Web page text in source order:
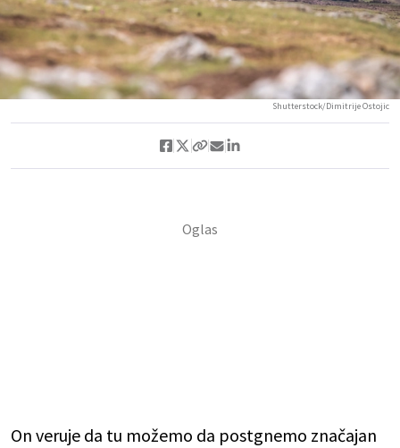
Shutterstock/Dimitrije Ostojic
On veruje da tu možemo da postgnemo značajan